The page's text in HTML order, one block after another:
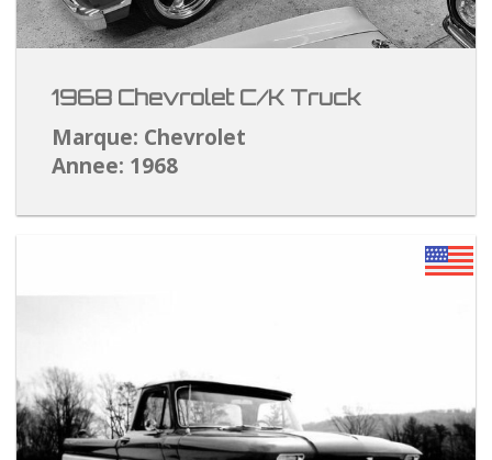
1968 Chevrolet C/K Truck
Marque: Chevrolet
Annee: 1968